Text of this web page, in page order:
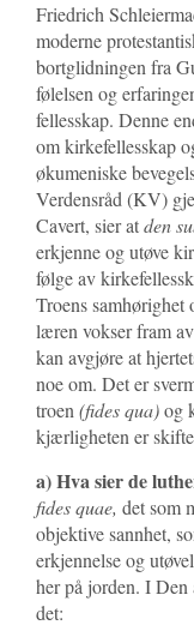
Friedrich
moderne
bortglidningen fra
følelsen og
fellesskap. Denne
om kirkefellesskap
økumeniske
Verdensråd (KV)
Cavert, sier atden
erkjenne og utøve
følge av
Troens
læren vokser fram
kan avgjøre at
noe om. Det er
troen(fides qua)og
kjærligheten er
a) Hva sier de
fides quae, det som
objektive sannhet,
erkjennelse og
her på jorden. I Den
det: